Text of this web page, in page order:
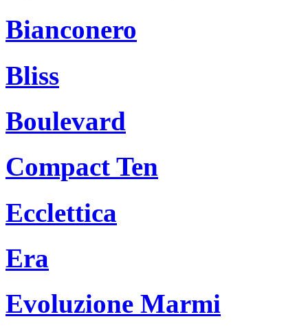
Bianconero
Bliss
Boulevard
Compact Ten
Ecclettica
Era
Evoluzione Marmi